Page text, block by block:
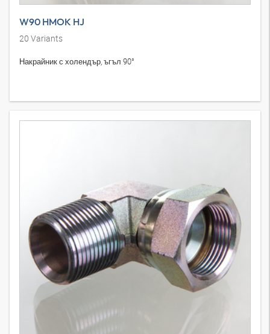
W90 HMOK HJ
20 Variants
Накрайник с холендър, ъгъл 90°